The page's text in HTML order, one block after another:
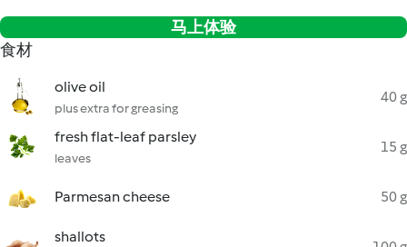
马上体验
食材
olive oil
plus extra for greasing
40 g
fresh flat-leaf parsley
leaves
15 g
Parmesan cheese 50 g
shallots